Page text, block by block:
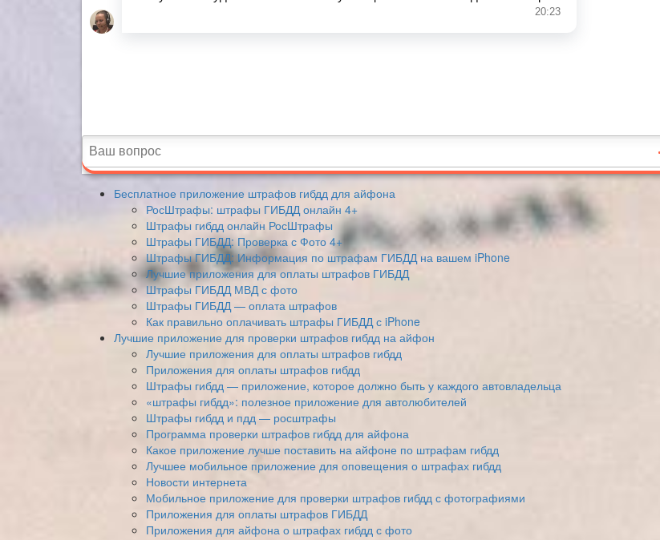
Бесплатное приложение штрафов гибдд для айфона
РосШтрафы: штрафы ГИБДД онлайн 4+
Штрафы гибдд онлайн РосШтрафы
Штрафы ГИБДД: Проверка с Фото 4+
Штрафы ГИБДД: Информация по штрафам ГИБДД на вашем iPhone
Лучшие приложения для оплаты штрафов ГИБДД
Штрафы ГИБДД МВД с фото
Штрафы ГИБДД — оплата штрафов
Как правильно оплачивать штрафы ГИБДД с iPhone
Лучшие приложение для проверки штрафов гибдд на айфон
Лучшие приложения для оплаты штрафов гибдд
Приложения для оплаты штрафов гибдд
Штрафы гибдд — приложение, которое должно быть у каждого автовладельца
«штрафы гибдд»: полезное приложение для автолюбителей
Штрафы гибдд и пдд — росштрафы
Программа проверки штрафов гибдд для айфона
Какое приложение лучше поставить на айфоне по штрафам гибдд
Лучшее мобильное приложение для оповещения о штрафах гибдд
Новости интернета
Мобильное приложение для проверки штрафов гибдд с фотографиями
Приложения для оплаты штрафов ГИБДД
Приложения для айфона о штрафах гибдд с фото